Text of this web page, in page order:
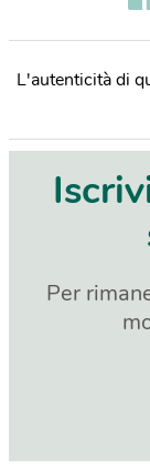
L'autenticità di
Per